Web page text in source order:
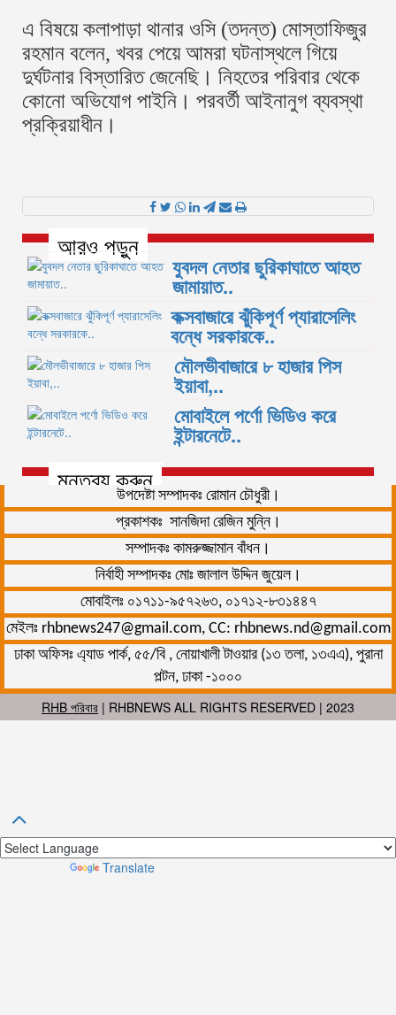
এ বিষয়ে কলাপাড়া থানার ওসি (তদন্ত) মোস্তাফিজুর
রহমান বলেন, খবর পেয়ে আমরা ঘটনাস্থলে গিয়ে
দুর্ঘটনার বিস্তারিত জেনেছি। নিহতের পরিবার থেকে
কোনো অভিযোগ পাইনি। পরবর্তী আইনানুগ ব্যবস্থা
প্রক্রিয়াধীন।
আরও পড়ুন
যুবদল নেতার ছুরিকাঘাতে আহত
জামায়াত..
কক্সবাজারে ঝুঁকিপূর্ণ প্যারাসেলিং
বন্ধে সরকারকে..
মৌলভীবাজারে ৮ হাজার পিস
ইয়াবা,..
মোবাইলে পর্ণো ভিডিও করে
ইন্টারনেটে..
মন্তব্য করুন
উপদেষ্টা সম্পাদকঃ রোমান চৌধুরী।
প্রকাশকঃ সানজিদা রেজিন মুন্নি।
সম্পাদকঃ কামরুজ্জামান বাঁধন।
নির্বাহী সম্পাদকঃ মোঃ জালাল উদ্দিন জুয়েল।
মোবাইলঃ ০১৭১১-৯৫৭২৬৩, ০১৭১২-৮৩১৪৪৭
মেইলঃ rhbnews247@gmail.com, CC: rhbnews.nd@gmail.com
ঢাকা অফিসঃ এ্যাড পার্ক, ৫৫/বি , নোয়াখালী টাওয়ার (১৩ তলা, ১৩এএ), পুরানা
পল্টন, ঢাকা -১০০০
RHB পরিবার | RHBNEWS ALL RIGHTS RESERVED | 2023
Translate